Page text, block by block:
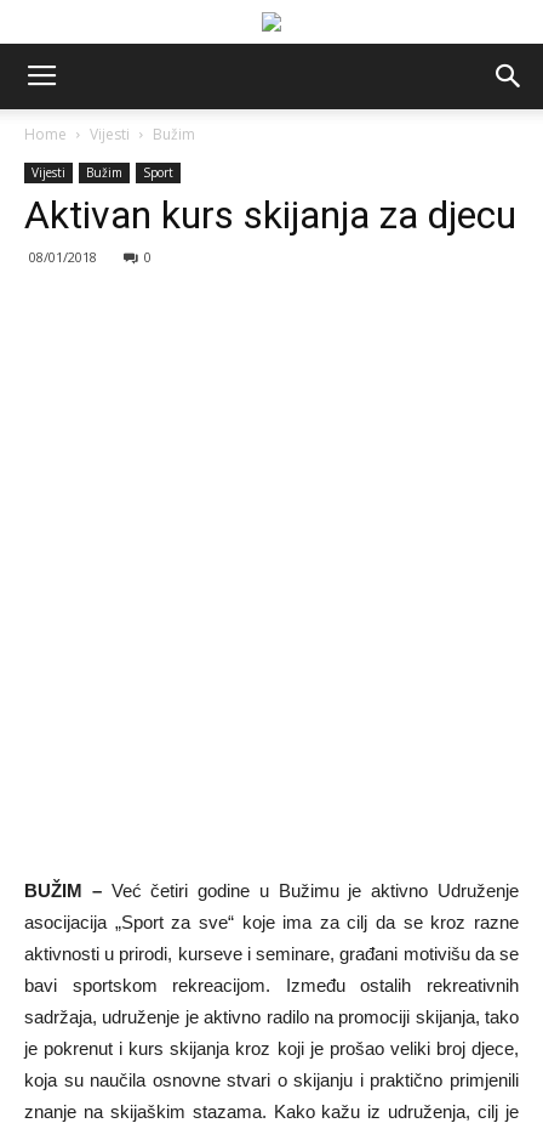
Home Vijesti Bužim
Vijesti Bužim Sport
Aktivan kurs skijanja za djecu
08/01/2018 0
BUŽIM –Već četiri godine u Bužimu je aktivno Udruženje
asocijacija „Sport za sve“ koje ima za cilj da se kroz razne
aktivnosti u prirodi, kurseve i seminare, građani motivišu da se
bavi sportskom rekreacijom. Između ostalih rekreativnih
sadržaja, udruženje je aktivno radilo na promociji skijanja, tako
je pokrenut i kurs skijanja kroz koji je prošao veliki broj djece,
koja su naučila osnovne stvari o skijanju i praktično primjenili
znanje na skijaškim stazama. Kako kažu iz udruženja, cilj je